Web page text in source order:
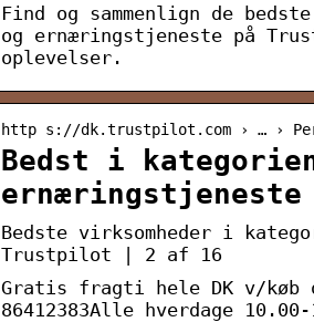
Find og sammenlign de
og ernæringstjeneste på
oplevelser.
http s://dk.trustpilot.com › … ›
Bedst i
Bedste virksomheder i
Trustpilot | 2 af 16
Gratis fragti hele DK v/køb
86412383Alle hverdage